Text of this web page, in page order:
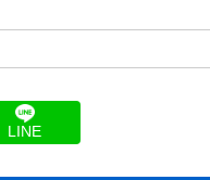
LINE